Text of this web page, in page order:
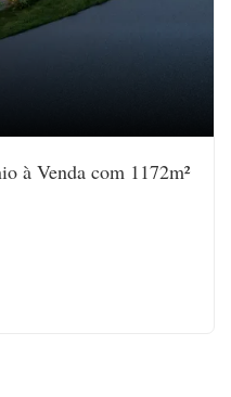
à Venda com 1172m²